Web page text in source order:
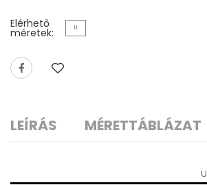
Elérhető
méretek: U
LEÍRÁS MÉRETTÁBLÁZAT
U